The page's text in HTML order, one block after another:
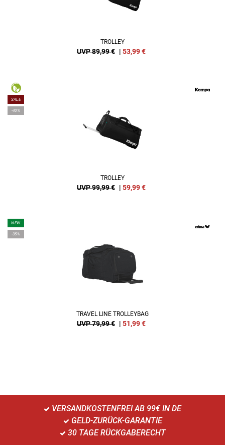
TROLLEY
UVP 89,99 € | 53,99€
SALE
-40%
TROLLEY
UVP 99,99 € | 59,99€
NEW
-35%
TRAVEL LINE TROLLEYBAG
UVP 79,99 € | 51,99€
VERSANDKOSTENFREI AB 99€ IN DE
GELD-ZURÜCK-GARANTIE
30 TAGE RÜCKGABERECHT